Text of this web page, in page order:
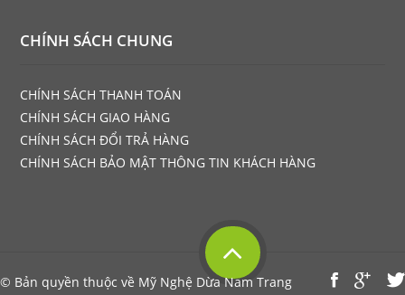
CHÍNH SÁCH CHUNG
CHÍNH SÁCH THANH TOÁN
CHÍNH SÁCH GIAO HÀNG
CHÍNH SÁCH ĐỔI TRẢ HÀNG
CHÍNH SÁCH BẢO MẬT THÔNG TIN KHÁCH HÀNG
© Bản quyền thuộc về Mỹ Nghệ Dừa Nam Trang